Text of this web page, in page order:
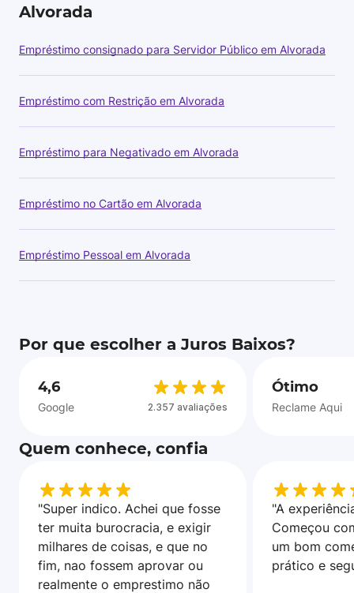
Alvorada
Empréstimo consignado para Servidor Público em Alvorada
Empréstimo com Restrição em Alvorada
Empréstimo para Negativado em Alvorada
Empréstimo no Cartão em Alvorada
Empréstimo Pessoal em Alvorada
Por que escolher a Juros Baixos?
4,6
Google 2.357 avaliações
Ótimo
Reclame Aqui
Quem conhece, confia
"Super indico. Achei que fosse
ter muita burocracia, e exigir
milhares de coisas, e que no
fim, nao fossem aprovar ou
realmente o emprestimo não
"A
Começou
um bom
prático e